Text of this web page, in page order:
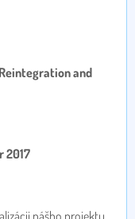
and
2017